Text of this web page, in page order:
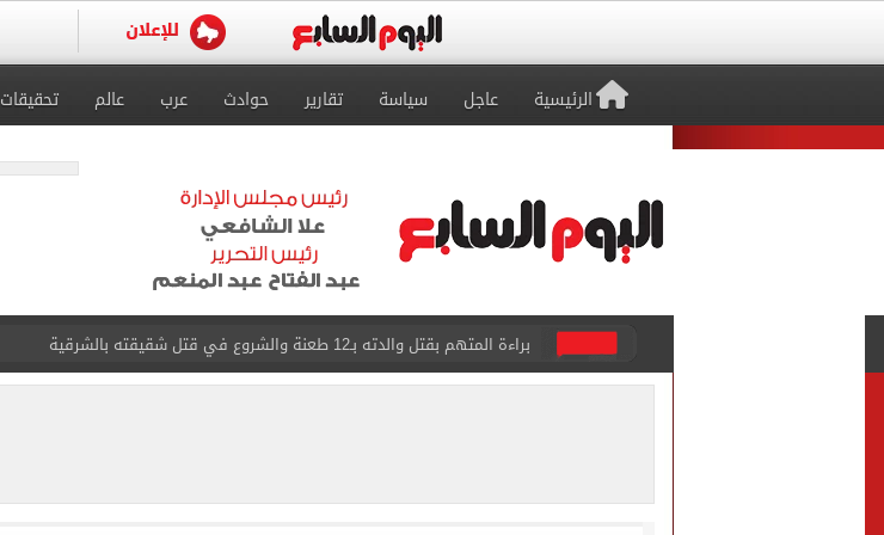
الرئيسية عاجل سياسة تقارير حوادث عرب عالم تحقيقات
بيتسو موسيماني مديرا فنيا لمنتخب جنوب أفريقيا
كل شيء يبدأ من العقل.. رسالة غامضة من عبد الله السعيد بعد غيابه عن الزمالك
تقارير: الأهلى يضع اللمسات الأخيرة على صفقة جوردان مينديز